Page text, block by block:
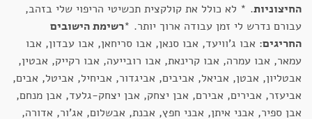
החיצוניות. * לא כולל את קולקצית תכשיטי הריפוי שלי בזהב,
עבורם נדרש לי זמן עבודה ארוך יותר. *רשימת הישובים
החריגים: אבו ג'וויעד, אבו סנאן, אבו סריחאן, אבו עבדון, אבו
עמאר, אבו עמרה, אבו קרינאת, אבו רובייעה, אבו רקייק, אבטין,
אבטליון, אבטן, אביאל, אביבים, אביגדור, אביחיל, אביטל, אבים,
אביעזר, אבירים, אבירם, אבן יצחק, אבן יצחק-גלעד, אבן מנחם,
אבן ספיר, אבני איתן, אבני חפץ, אבנת, אבשלום, אג'ור, אדורה,